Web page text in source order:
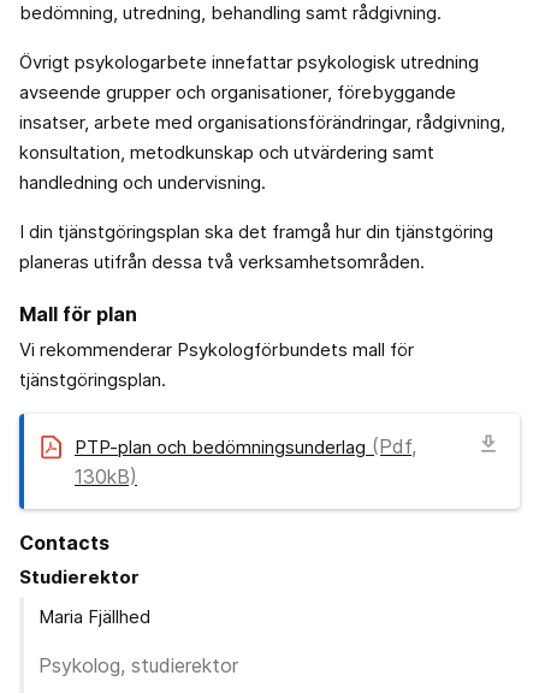
bedömning, utredning, behandling samt rådgivning.
Övrigt psykologarbete innefattar psykologisk utredning
avseende grupper och organisationer, förebyggande
insatser, arbete med organisationsförändringar, rådgivning,
konsultation, metodkunskap och utvärdering samt
handledning och undervisning.
I din tjänstgöringsplan ska det framgå hur din tjänstgöring
planeras utifrån dessa två verksamhetsområden.
Mall för plan
Vi rekommenderar Psykologförbundets mall för
tjänstgöringsplan.
PTP-plan och bedömningsunderlag (Pdf,
130kB)
download
Contacts
Studierektor
Maria Fjällhed
Psykolog, studierektor